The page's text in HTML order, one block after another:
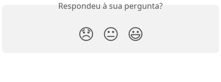
Respondeu à sua pergunta?
😞 😐 😃